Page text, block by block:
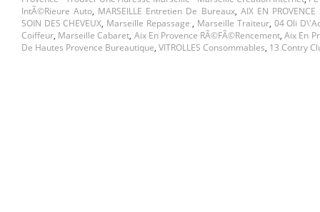
IntÃ©rieure Auto, MARSEILLE Entretien De Bureaux, AIX EN
SOIN DES CHEVEUX, Marseille Repassage , Marseille Traiteur, 04 Oli
Coiffeur, Marseille Cabaret, Aix En Provence RÃ©fÃ©rencement,Aix En
De Hautes Provence Bureautique, VITROLLES Consommables, 13 Contry